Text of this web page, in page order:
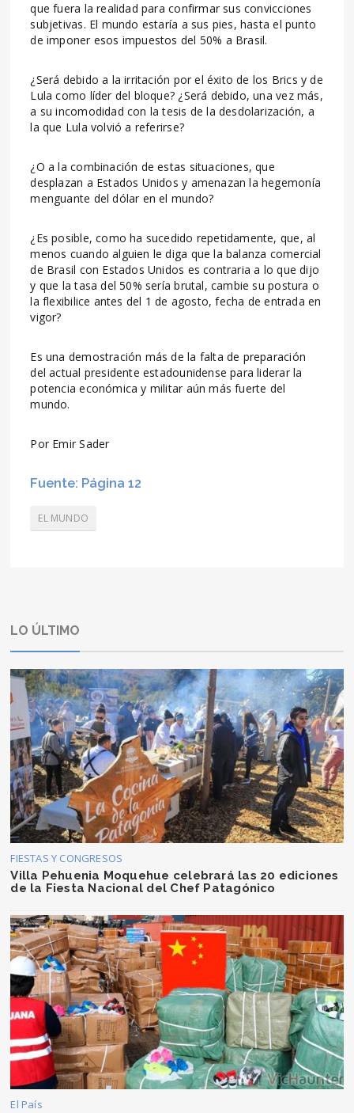
que fuera la realidad para confirmar sus convicciones
subjetivas. El mundo estaría a sus pies, hasta el punto
de imponer esos impuestos del 50% a Brasil.
¿Será debido a la irritación por el éxito de los Brics y de
Lula como líder del bloque? ¿Será debido, una vez más,
a su incomodidad con la tesis de la desdolarización, a
la que Lula volvió a referirse?
¿O a la combinación de estas situaciones, que
desplazan a Estados Unidos y amenazan la hegemonía
menguante del dólar en el mundo?
¿Es posible, como ha sucedido repetidamente, que, al
menos cuando alguien le diga que la balanza comercial
de Brasil con Estados Unidos es contraria a lo que dijo
y que la tasa del 50% sería brutal, cambie su postura o
la flexibilice antes del 1 de agosto, fecha de entrada en
vigor?
Es una demostración más de la falta de preparación
del actual presidente estadounidense para liderar la
potencia económica y militar aún más fuerte del
mundo.
Por Emir Sader
Fuente: Página 12
EL MUNDO
LO ÚLTIMO
FIESTAS Y CONGRESOS
Villa Pehuenia Moquehue celebrará las 20 ediciones
de la Fiesta Nacional del Chef Patagónico
El País